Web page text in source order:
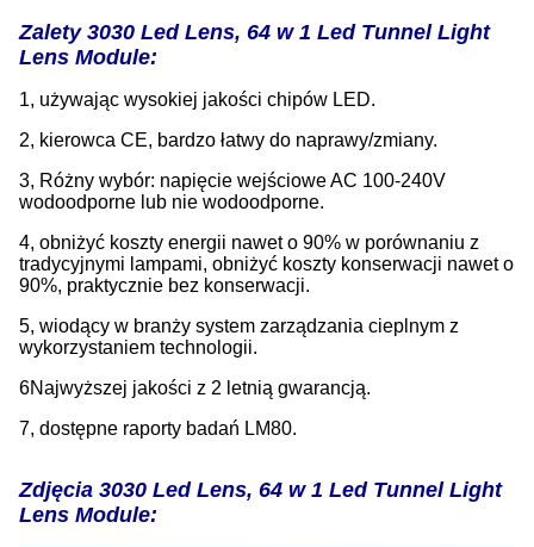
Zalety 3030 Led Lens, 64 w 1 Led Tunnel Light
Lens Module:
1, używając wysokiej jakości chipów LED.
2, kierowca CE, bardzo łatwy do naprawy/zmiany.
3, Różny wybór: napięcie wejściowe AC 100-240V
wodoodporne lub nie wodoodporne.
4, obniżyć koszty energii nawet o 90% w porównaniu z
tradycyjnymi lampami, obniżyć koszty konserwacji nawet o
90%, praktycznie bez konserwacji.
5, wiodący w branży system zarządzania cieplnym z
wykorzystaniem technologii.
6Najwyższej jakości z 2 letnią gwarancją.
7, dostępne raporty badań LM80.
Zdjęcia 3030 Led Lens, 64 w 1 Led Tunnel Light
Lens Module: